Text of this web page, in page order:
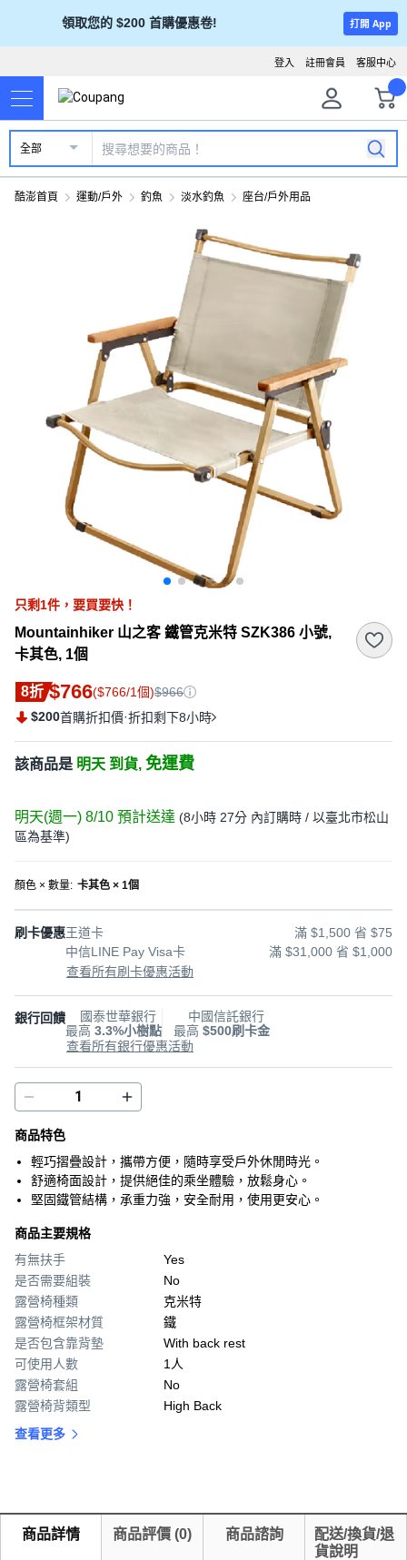
領取您的 $200 首購優惠卷! 打開 App
客服中心
註冊會員
登入
全部
酷澎首頁 運動/戶外 釣魚 淡水釣魚 座台/戶外用品
只剩1件， 要買要快！
Mountainhiker 山之客 鐵管克米特 SZK386 小號,
卡其色, 1個
8折 $766($766/1個)$966
$200首購折扣價·折扣剩下8小時
該商品是 明天 到貨, 免運費
明天(週一) 8/10 預計送達 (8小時 27分 內訂購時 / 以臺北市松山
區為基準)
顏色 × 數量: 卡其色 × 1個
刷卡優惠王道卡
滿 $1,500 省 $75
中信LINE Pay Visa卡
滿 $31,000 省 $1,000
查看所有刷卡優惠活動
銀行回饋
國泰世華銀行
最高 3.3%小樹點
中國信託銀行
最高 $500刷卡金
查看所有銀行優惠活動
商品特色
輕巧摺疊設計，攜帶方便，隨時享受戶外休閒時光。
舒適椅面設計，提供絕佳的乘坐體驗，放鬆身心。
堅固鐵管結構，承重力強，安全耐用，使用更安心。
商品主要規格
有無扶手
Yes
是否需要組裝
No
露營椅種類
克米特
露營椅框架材質
鐵
是否包含靠背墊
With back rest
可使用人數
1人
露營椅套組
No
露營椅背類型
High Back
查看更多
商品詳情 商品評價 (0) 商品諮詢
配送/換貨/退
貨說明